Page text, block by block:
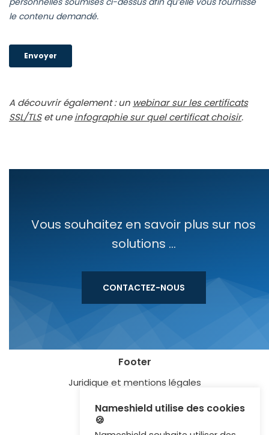
A décou­vrir éga­le­ment : un webi­nar sur les cer­ti­fi­cats
SSL/TLSet uneinfo­gra­phie sur quel cer­ti­fi­cat choi­sir.
Vous souhaitez en savoir plus sur nos
solutions ...
CONTACTEZ-NOUS
Footer
Juridique et mentions légales
Blog
Nameshield utilise des cookies
🍪